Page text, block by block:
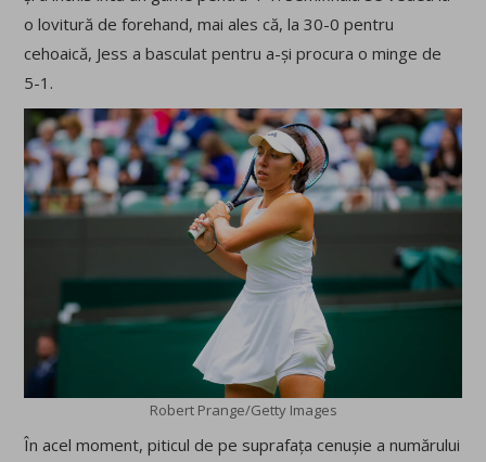
o lovitură de forehand, mai ales că, la 30-0 pentru
cehoaică, Jess a basculat pentru a-și procura o minge de
5-1.
Robert Prange/Getty Images
În acel moment, piticul de pe suprafața cenușie a numărului